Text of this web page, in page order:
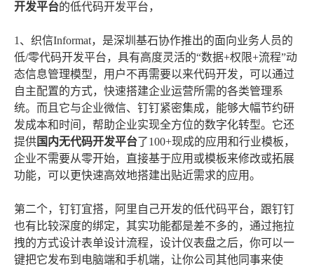
开发平台的低代码开发平台，
1、织信Informat，是深圳基石协作推出的面向业务人员的
低/零代码开发平台，具有高度灵活的“数据+权限+流程”动
态信息管理模型，用户不再需要以来代码开发，可以通过
自主配置的方式，快速搭建企业运营所需的各类管理系
统。而且它与企业微信、钉钉紧密集成，能够大幅节约研
发成本和时间，帮助企业实现全方位的数字化转型。它还
提供国内无代码开发平台了100+现成的应用和行业模板，
企业不需要从零开始，直接基于应用或模板来修改或拓展
功能，可以更快速高效地搭建出贴近需求的应用。
第二个，钉钉宜搭，阿里自己开发的低代码平台，跟钉钉
也有比较深度的绑定，其实功能都是差不多的，通过拖拉
拽的方式设计表单设计流程，设计仪表盘之后，你可以一
键把它发布到电脑端和手机端，让你公司其他同事来使